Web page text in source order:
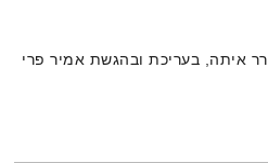
איתה, בעריכת ובהגשת אמיר פרי